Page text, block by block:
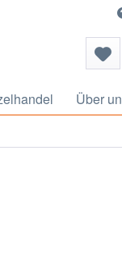
Über